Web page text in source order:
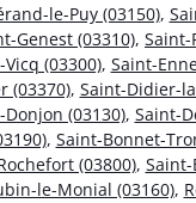
le-Puy (03150),
Genest (03310), Saint-
(03300), Saint-
(03370), Saint-Didier-
(03130), Saint-
, Saint-Bonnet-
(03800),
le-Monial (03160),